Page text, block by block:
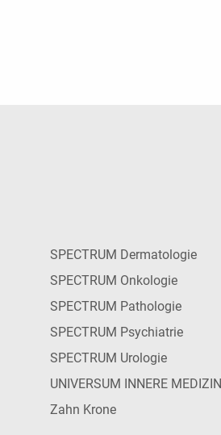
SPECTRUM Dermatologie
SPECTRUM Onkologie
SPECTRUM Pathologie
SPECTRUM Psychiatrie
SPECTRUM Urologie
UNIVERSUM INNERE MEDIZIN
Zahn Krone